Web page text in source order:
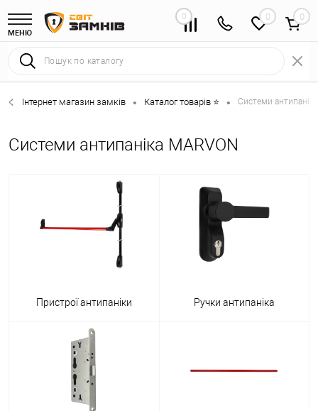
МЕНЮ
0 0
Інтернет магазин замків • Каталог товарів ⭐ • Системи
Системи антипаніка MARVON
Пристрої антипаніки Ручки антипаніка